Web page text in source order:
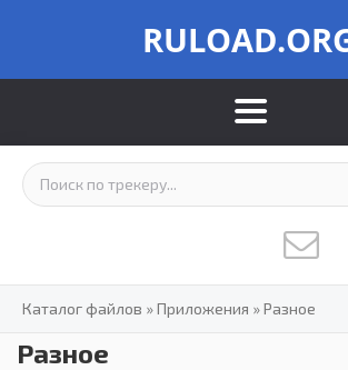
Каталог файлов »Приложения »Разное
Разное